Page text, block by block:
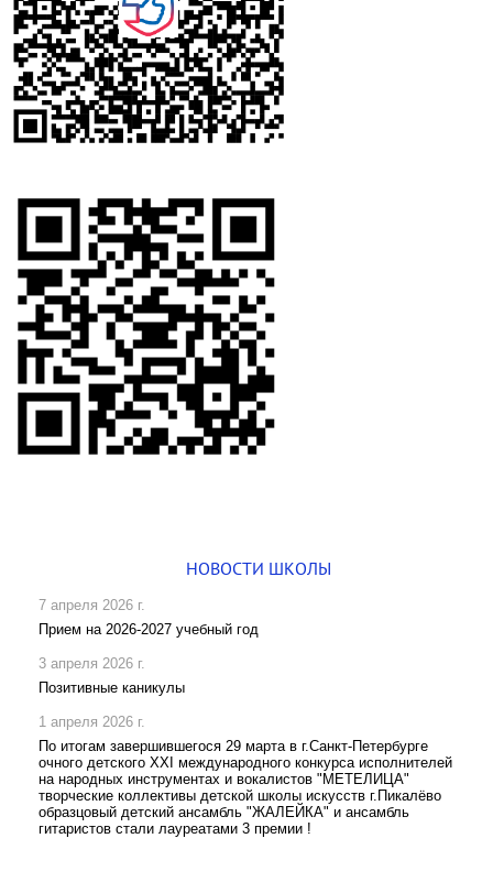
НОВОСТИ ШКОЛЫ
7 апреля 2026 г.
Прием на 2026-2027 учебный год
3 апреля 2026 г.
Позитивные каникулы
1 апреля 2026 г.
По итогам завершившегося 29 марта в г.Санкт-Петербурге
очного детского XXI международного конкурса исполнителей
на народных инструментах и вокалистов "МЕТЕЛИЦА"
творческие коллективы детской школы искусств г.Пикалёво
образцовый детский ансамбль "ЖАЛЕЙКА" и ансамбль
гитаристов стали лауреатами 3 премии !